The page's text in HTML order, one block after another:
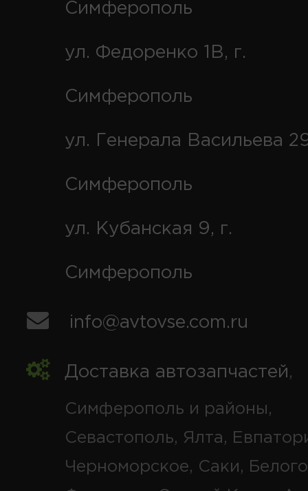
Симферополь
ул. Федоренко 1В, г.
Симферополь
ул. Генерала Васильева
Симферополь
ул. Кубанская 9, г.
Симферополь
info@avtovse.com.ru
Доставка автозапчастей,
Симферополь и районы,
Севастополь, Ялта,
Черноморское, Саки,